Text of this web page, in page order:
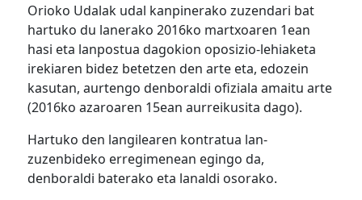
Orioko Udalak udal kanpinerako zuzendari bat
hartuko du lanerako 2016ko martxoaren 1ean
hasi eta lanpostua dagokion oposizio-lehiaketa
irekiaren bidez betetzen den arte eta, edozein
kasutan, aurtengo denboraldi ofiziala amaitu arte
(2016ko azaroaren 15ean aurreikusita dago).
Hartuko den langilearen kontratua lan-
zuzenbideko erregimenean egingo da,
denboraldi baterako eta lanaldi osorako.